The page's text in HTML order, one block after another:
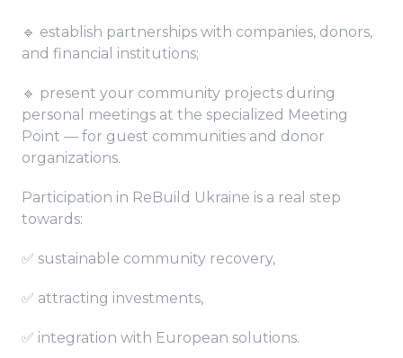
🔹 establish partnerships with companies, donors,
and financial institutions;
🔹 present your community projects during
personal meetings at the specialized Meeting
Point — for guest communities and donor
organizations.
Participation in ReBuild Ukraine is a real step
towards:
✅ sustainable community recovery,
✅ attracting investments,
✅ integration with European solutions.